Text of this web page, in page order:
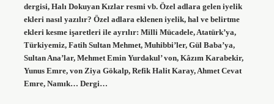
dergisi, Halı Dokuyan Kızlar resmi vb. Özel adlara gelen iyelik
ekleri nasıl yazılır? Özel adlara eklenen iyelik, hal ve belirtme
ekleri kesme işaretleri ile ayrılır: Milli Mücadele, Atatürk’ya,
Türkiyemiz, Fatih Sultan Mehmet, Muhibbi’ler, Gül Baba’ya,
Sultan Ana’lar, Mehmet Emin Yurdakul’ von, Kâzım Karabekir,
Yunus Emre, von Ziya Gökalp, Refik Halit Karay, Ahmet Cevat
Emre, Namık… Dergi…